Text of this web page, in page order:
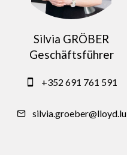
Silvia GRÖBER
Geschäftsführer
+352 691 761 591
silvia.groeber@lloyd.lu